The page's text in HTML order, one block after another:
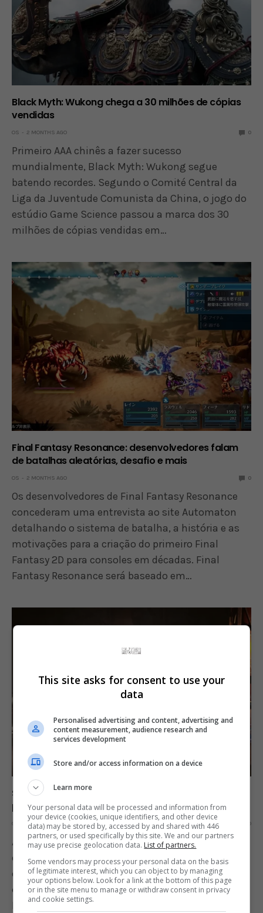
Black Myth: Wukong chega a 30 milhões de cópias
vendidas
OS 2 MONTHS AGO 0
Primeiro AAA chinês a fazer sucesso
mundialmente, Black Myth: Wukong segue
batendo recordes. Segundo o Comité Central da
Liga da Juventude Comunista da China, o jogo do
estúdio Game Science passou a marca dos 30
milhões de cópias vendidas em…
Final Fantasy Resonance: desenvolvedores falam
de batalhas aleatórias, desafio e mais
OS 2 MONTHS AGO 0
Os desenvolvedores de Final Fantasy Resonance
concederam uma entrevista ao site Automaton
detalhando o sistema de batalha, a história e as
motivações para a criação do primeiro Final
Fantasy 2D para consoles em décadas. Final
Fantasy Resonance será baseado em…
Square Enix anuncia Final Fantasy Resonance, o
primeiro da série no estilo HD-2D
OS 2 MONTHS AGO 0
A Square Enix anunciou Final Fantasy Resonance,
o primeiro jogo da franquia Final Fantasy a adotar
o estilo HD-2D, visual popularizado por títulos
como Octopath Traveler e pelos remakes de
Dragon Quest. O anúncio foi feito durante o
This site asks for consent to use your
data
Personalised advertising and content, advertising and
content measurement, audience research and
services development
Store and/or access information on a device
Learn more
Your personal data will be processed and information from
your device (cookies, unique identifiers, and other device
data) may be stored by, accessed by and shared with 446
partners, or used specifically by this site. We and our partners
may use precise geolocation data. List of partners.
Some vendors may process your personal data on the basis
of legitimate interest, which you can object to by managing
your options below. Look for a link at the bottom of this page
or in the site menu to manage or withdraw consent in privacy
and cookie settings.